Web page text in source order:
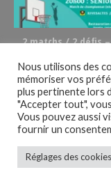
2 matchs / 2 défis
Suivez-nous !
Nous utilisons des
mémoriser vos
plus pertinente lors
"Accepter tout",
Vous pouvez aussi
fournir un
Réglages des cookies